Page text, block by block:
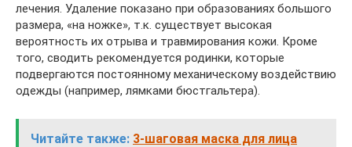
лечения. Удаление показано при образованиях большого
размера, «на ножке», т.к. существует высокая
вероятность их отрыва и травмирования кожи. Кроме
того, сводить рекомендуется родинки, которые
подвергаются постоянному механическому воздействию
одежды (например, лямками бюстгальтера).
Читайте также: 3-шаговая маска для лица